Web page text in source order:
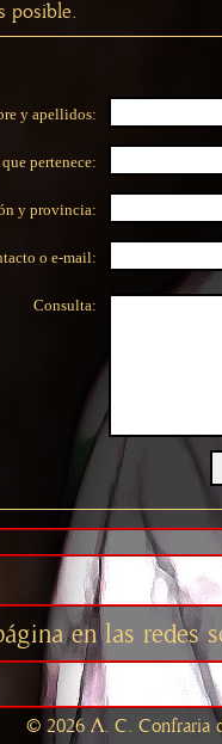
posible.
y apellidos:
pertenece:
y provincia:
o e-mail:
Consulta:
en las redes
© 2026 A. C. Confraria